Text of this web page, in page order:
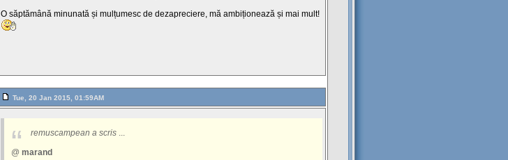
O săptămână minunată și mulțumesc de dezapreciere, mă ambiționează și mai mult!
Tue, 20 Jan 2015, 01:59AM
remuscampean a scris ...
@ marand